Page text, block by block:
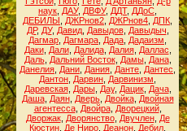
наук ДАУ, ДВФУ, ДДТ, ДДоС
ДЕБИЛЫ
ДЖРнов2 ДЖРнов4 ДПК
ДР, ДУ, Давид, Давыдов, Давыдыч
Дагмар Дагмара Дада Дадаизм
Даки, Дали, Далида, Далия, Даллас
Даль, Дальний Восток, Дамы, Дана,
Данелия Дани Дания Данте Дантес
Дантон Дарвин Дарвинизм
Даревская, Дары, Дау, Дацик, Дача,
Даша, Даян, Дверь, Двойка, Двойная
агентесса, Двойра, Дворецкий,
Дворжак, Дворянство, Двучлен, Де
Кюстин Де Ниро Деанон Дебил